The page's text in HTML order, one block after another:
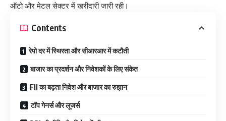
ऑटो और मेटल सेक्टर में खरीदारी जारी रही।
Contents
रेपो दर में स्थिरता और सीआरआर में कटौती
बाजार का प्रदर्शन और निवेशकों के लिए संकेत
FII का बढ़ता निवेश और बाजार का रुझान
टॉप गेनर्स और लूजर्स